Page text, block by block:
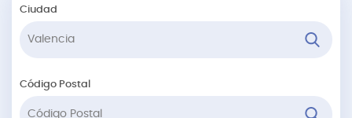
Ciudad
Código Postal